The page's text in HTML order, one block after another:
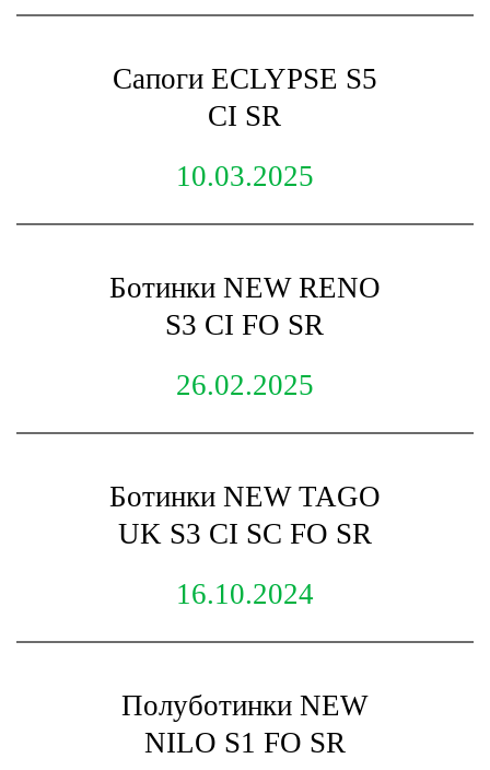
Сапоги ECLYPSE S5
CI SR
10.03.2025
Ботинки NEW RENO
S3 CI FO SR
26.02.2025
Ботинки NEW TAGO
UK S3 CI SC FO SR
16.10.2024
Полуботинки NEW
NILO S1 FO SR